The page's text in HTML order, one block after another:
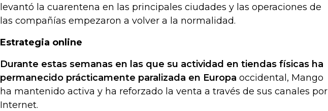
levantó la cuarentena en las principales ciudades y las operaciones de
las compañías empezaron a volver a la normalidad.
Estrategia online
Durante estas semanas en las que su actividad en tiendas físicas ha
permanecido prácticamente paralizada en Europa occidental, Mango
ha mantenido activa y ha reforzado la venta a través de sus canales por
Internet.